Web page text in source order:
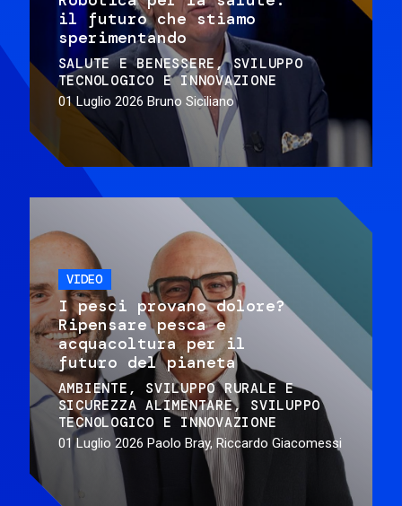
il futuro che stiamo
sperimentando
SALUTE E BENESSERE
SVILUPPO
TECNOLOGICO E INNOVAZIONE
01 Luglio 2026 Bruno Siciliano
VIDEO
I pesci provano dolore?
Ripensare pesca e
acquacoltura per il
futuro del pianeta
AMBIENTE
SVILUPPO RURALE E
SICUREZZA ALIMENTARE
SVILUPPO
TECNOLOGICO E INNOVAZIONE
01 Luglio 2026 Paolo Bray, Riccardo Giacomessi